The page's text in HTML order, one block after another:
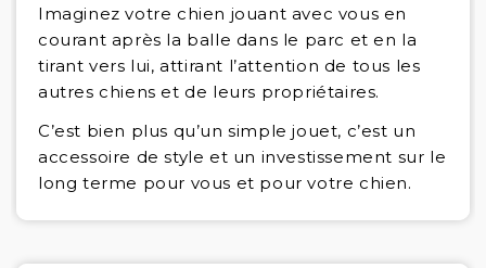
Imaginez votre chien jouant avec vous en
courant après la balle dans le parc et en la
tirant vers lui, attirant l’attention de tous les
autres chiens et de leurs propriétaires.
C’est bien plus qu’un simple jouet, c’est un
accessoire de style et un investissement sur le
long terme pour vous et pour votre chien.